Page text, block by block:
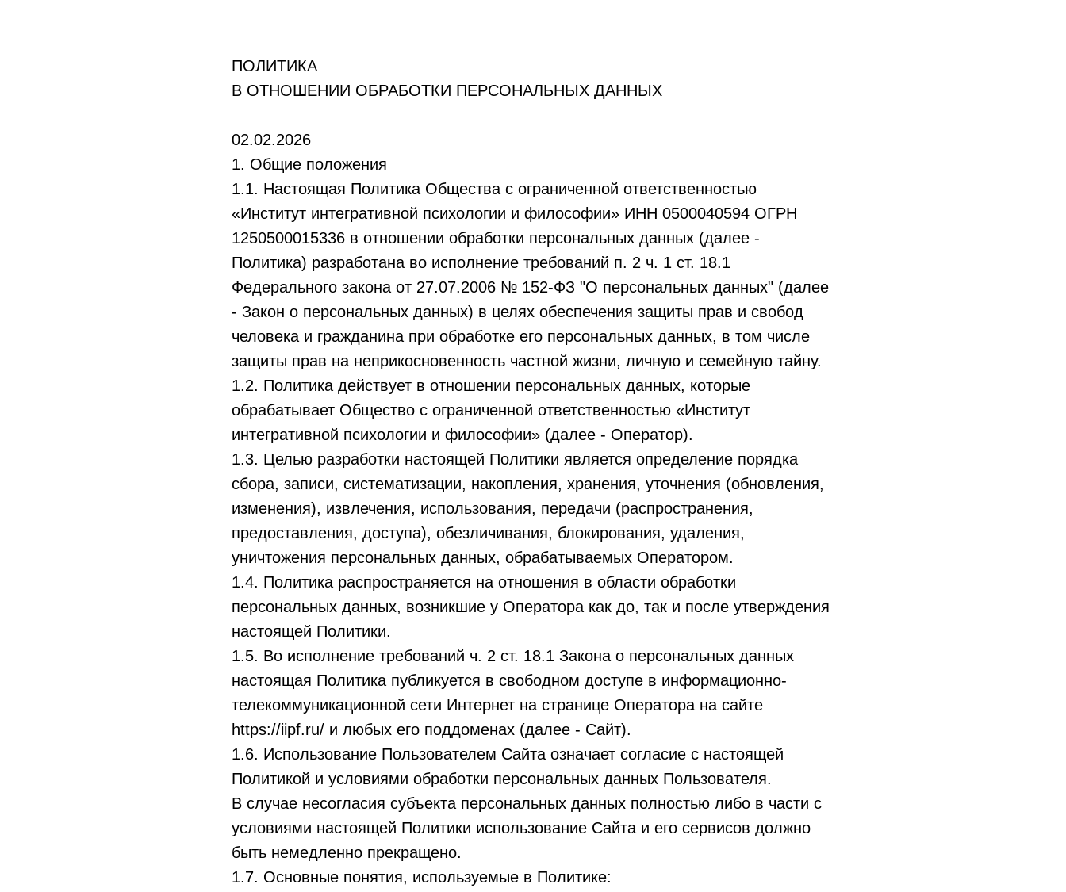
ПОЛИТИКА
В ОТНОШЕНИИ ОБРАБОТКИ ПЕРСОНАЛЬНЫХ ДАННЫХ
02.02.2026
1. Общие положения
1.1. Настоящая Политика Общества с ограниченной ответственностью
«Институт интегративной психологии и философии» ИНН 0500040594 ОГРН
1250500015336 в отношении обработки персональных данных (далее -
Политика) разработана во исполнение требований п. 2 ч. 1 ст. 18.1
Федерального закона от 27.07.2006 № 152-ФЗ "О персональных данных" (далее
- Закон о персональных данных) в целях обеспечения защиты прав и свобод
человека и гражданина при обработке его персональных данных, в том числе
защиты прав на неприкосновенность частной жизни, личную и семейную тайну.
1.2. Политика действует в отношении персональных данных, которые
обрабатывает Общество с ограниченной ответственностью «Институт
интегративной психологии и философии» (далее - Оператор).
1.3. Целью разработки настоящей Политики является определение порядка
сбора, записи, систематизации, накопления, хранения, уточнения (обновления,
изменения), извлечения, использования, передачи (распространения,
предоставления, доступа), обезличивания, блокирования, удаления,
уничтожения персональных данных, обрабатываемых Оператором.
1.4. Политика распространяется на отношения в области обработки
персональных данных, возникшие у Оператора как до, так и после утверждения
настоящей Политики.
1.5. Во исполнение требований ч. 2 ст. 18.1 Закона о персональных данных
настоящая Политика публикуется в свободном доступе в информационно-
телекоммуникационной сети Интернет на странице Оператора на сайте
https://iipf.ru/ и любых его поддоменах (далее - Сайт).
1.6. Использование Пользователем Сайта означает согласие с настоящей
Политикой и условиями обработки персональных данных Пользователя.
В случае несогласия субъекта персональных данных полностью либо в части с
условиями настоящей Политики использование Сайта и его сервисов должно
быть немедленно прекращено.
1.7. Основные понятия, используемые в Политике: